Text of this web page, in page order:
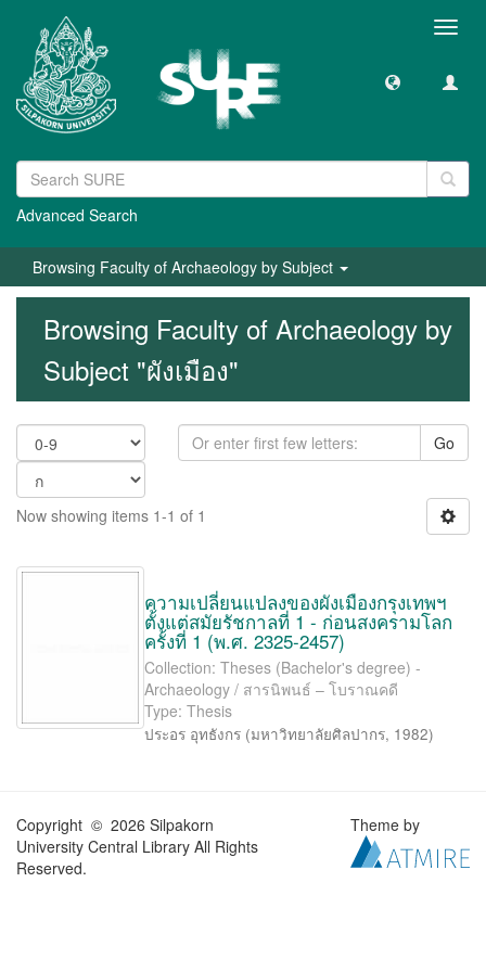
Advanced Search
Browsing Faculty of Archaeology by Subject
Browsing Faculty of Archaeology by
Subject "ผังเมือง"
Go
Now showing items 1-1 of 1
ความเปลี่ยนแปลงของผังเมืองกรุงเทพฯ
ตั้งแต่สมัยรัชกาลที่ 1 - ก่อนสงครามโลก
ครั้งที่ 1 (พ.ศ. 2325-2457)
Collection: Theses (Bachelor's degree) -
Archaeology / สารนิพนธ์ – โบราณคดี
Type: Thesis
ประอร อุทธังกร (มหาวิทยาลัยศิลปากร, 1982)
Copyright © 2026 Silpakorn
University Central Library All Rights
Reserved.
Theme by